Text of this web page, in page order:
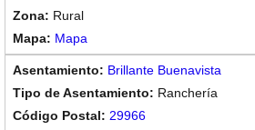
Rural
Mapa
Brillante Buenavista
Ranchería
29966